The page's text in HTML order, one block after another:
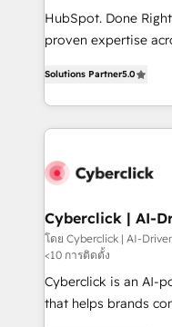
HubSpot CRM drives
RevOps services
optimize the
retention—by
maximize
HubSpot. Done
proven expertise
experience, we
to its fullest
website, or build
Solutions Partner5.0
Cyberclick | AI-
Partner
โดย Cyberclick | AI-
<10 การติดตั้ง
Cyberclick is an AI-
that helps brands